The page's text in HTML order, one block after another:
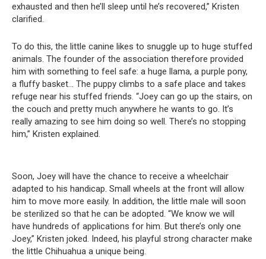
exhausted and then he’ll sleep until he’s recovered,” Kristen
clarified.
To do this, the little canine likes to snuggle up to huge stuffed
animals. The founder of the association therefore provided
him with something to feel safe: a huge llama, a purple pony,
a fluffy basket… The puppy climbs to a safe place and takes
refuge near his stuffed friends. “Joey can go up the stairs, on
the couch and pretty much anywhere he wants to go. It’s
really amazing to see him doing so well. There’s no stopping
him,” Kristen explained.
Soon, Joey will have the chance to receive a wheelchair
adapted to his handicap. Small wheels at the front will allow
him to move more easily. In addition, the little male will soon
be sterilized so that he can be adopted. “We know we will
have hundreds of applications for him. But there’s only one
Joey,” Kristen joked. Indeed, his playful strong character make
the little Chihuahua a unique being.